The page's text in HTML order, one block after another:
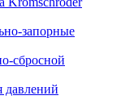
запорные
сбросной
давлений